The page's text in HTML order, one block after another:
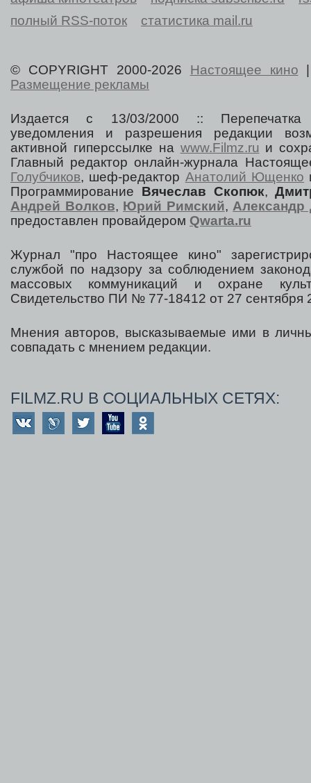
полный RSS-поток
статистика mail.ru
© COPYRIGHT 2000-2026 Настоящее кино
Размещение рекламы
Издается с 13/03/2000 :: Перепечатка
уведомления и разрешения редакции
активной гиперссылке на www.Filmz.ru и
Главный редактор онлайн-журнала
Голубчиков, шеф-редактор Анатолий Ющенко
Программирование Вячеслав Скопюк,
Андрей Волков, Юрий Римский, Александр
предоставлен провайдером Qwarta.ru
Журнал "про Настоящее кино"
службой по надзору за соблюдением
массовых коммуникаций и охране
Свидетельство ПИ № 77-18412 от 27 сентября
Мнения авторов, высказываемые ими в
совпадать с мнением редакции.
FILMZ.RU В СОЦИАЛЬНЫХ СЕТЯХ: